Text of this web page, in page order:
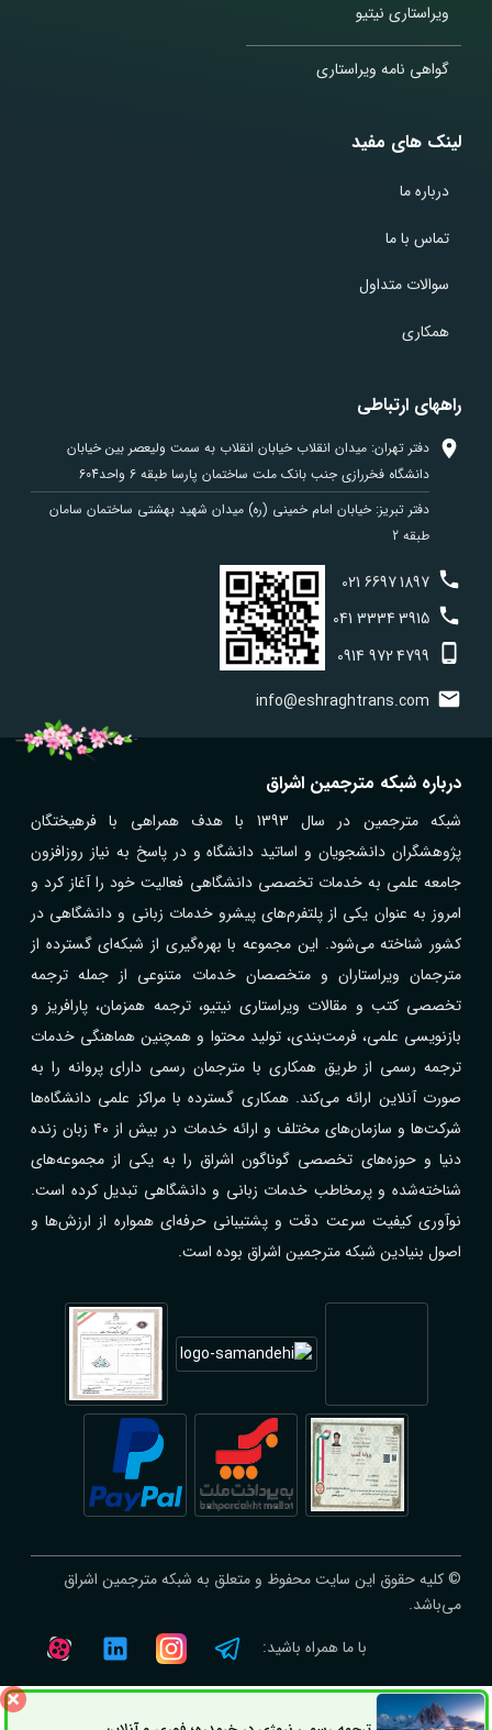
ویراستاری نیتیو
گواهی نامه ویراستاری
لینک های مفید
درباره ما
تماس با ما
سوالات متداول
همکاری
راههای ارتباطی
دفتر تهران: میدان انقلاب خیابان انقلاب به سمت ولیعصر بین خیابان
دانشگاه فخررازی جنب بانک ملت ساختمان پارسا طبقه 6 واحد604
دفتر تبریز: خیابان امام خمینی (ره) میدان شهید بهشتی ساختمان سامان
طبقه 2
021 66971897
041 33343915
0914 9724799
info@eshraghtrans.com
درباره شبکه مترجمین اشراق
شبکه مترجمین در سال 1393 با هدف همراهی با فرهیختگان
پژوهشگران دانشجویان و اساتید دانشگاه و در پاسخ به نیاز روزافزون
جامعه علمی به خدمات تخصصی دانشگاهی فعالیت خود را آغاز کرد و
امروز به عنوان یکی از پلتفرم‌های پیشرو خدمات زبانی و دانشگاهی در
کشور شناخته می‌شود. این مجموعه با بهره‌گیری از شبکه‌ای گسترده از
مترجمان ویراستاران و متخصصان خدمات متنوعی از جمله ترجمه
تخصصی کتب و مقالات ویراستاری نیتیو، ترجمه همزمان، پارافریز و
بازنویسی علمی، فرمت‌بندی، تولید محتوا و همچنین هماهنگی خدمات
ترجمه رسمی از طریق همکاری با مترجمان رسمی دارای پروانه را به
صورت آنلاین ارائه می‌کند. همکاری گسترده با مراکز علمی دانشگاه‌ها
شرکت‌ها و سازمان‌های مختلف و ارائه خدمات در بیش از ۴۰ زبان زنده
دنیا و حوزه‌های تخصصی گوناگون اشراق را به یکی از مجموعه‌های
شناخته‌شده و پرمخاطب خدمات زبانی و دانشگاهی تبدیل کرده است.
نوآوری کیفیت سرعت دقت و پشتیبانی حرفه‌ای همواره از ارزش‌ها و
اصول بنیادین شبکه مترجمین اشراق بوده است.
© کلیه حقوق این سایت محفوظ و متعلق به شبکه مترجمین اشراق
می‌باشد.
با ما همراه باشید: